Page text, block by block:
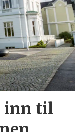
inn til